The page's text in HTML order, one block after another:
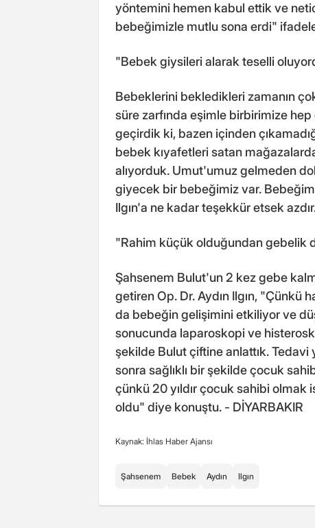
yöntemini hemen kabul ettik ve
bebeğimizle mutlu sona erdi"
"Bebek giysileri alarak teselli
Bebeklerini bekledikleri zamanın
süre zarfında eşimle birbirimize
geçirdik ki, bazen içinden
bebek kıyafetleri satan
alıyorduk. Umut'umuz gelmeden
giyecek bir bebeğimiz var.
Ilgın'a ne kadar teşekkür etsek
"Rahim küçük olduğundan gebelik
Şahsenem Bulut'un 2 kez gebe
getiren Op. Dr. Aydın Ilgın, "Çünkü
da bebeğin gelişimini etkiliyor ve
sonucunda laparoskopi ve
şekilde Bulut çiftine anlattık.
sonra sağlıklı bir şekilde çocuk
çünkü 20 yıldır çocuk sahibi olmak
oldu" diye konuştu. - DİYARBAKIR
Kaynak: İhlas Haber Ajansı
Şahsenem Bebek Aydın Ilgın